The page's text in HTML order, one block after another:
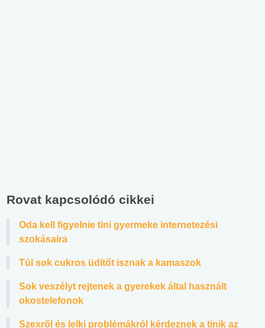
Rovat kapcsolódó cikkei
Oda kell figyelnie tini gyermeke internetezési
szokásaira
Túl sok cukros üdítőt isznak a kamaszok
Sok veszélyt rejtenek a gyerekek által használt
okostelefonok
Szexről és lelki problémákról kérdeznek a tinik az